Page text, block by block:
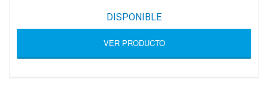
DISPONIBLE
VER PRODUCTO